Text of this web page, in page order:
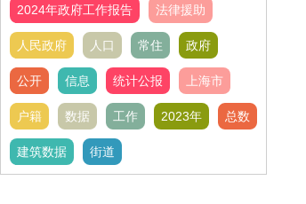
2024年政府工作报告 法律援助
人民政府 人口 常住 政府
公开 信息 统计公报 上海市
户籍 数据 工作 2023年 总数
建筑数据 街道